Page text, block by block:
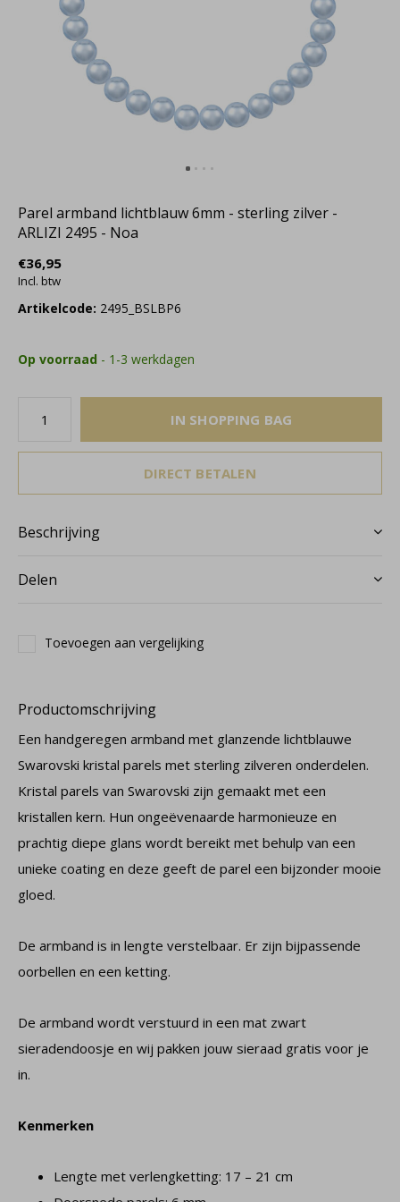
Parel armband lichtblauw 6mm - sterling zilver -
ARLIZI 2495 - Noa
€36,95
Incl. btw
Artikelcode: 2495_BSLBP6
Op voorraad - 1-3 werkdagen
IN SHOPPING BAG
DIRECT BETALEN
Beschrijving
Delen
Toevoegen aan vergelijking
Productomschrijving
Een handgeregen armband met glanzende lichtblauwe
Swarovski kristal parels met sterling zilveren onderdelen.
Kristal parels van Swarovski zijn gemaakt met een
kristallen kern. Hun ongeëvenaarde harmonieuze en
prachtig diepe glans wordt bereikt met behulp van een
unieke coating en deze geeft de parel een bijzonder mooie
gloed.
De armband is in lengte verstelbaar. Er zijn bijpassende
oorbellen en een ketting.
De armband wordt verstuurd in een mat zwart
sieradendoosje en wij pakken jouw sieraad gratis voor je
in.
Kenmerken
Lengte met verlengketting: 17 – 21 cm